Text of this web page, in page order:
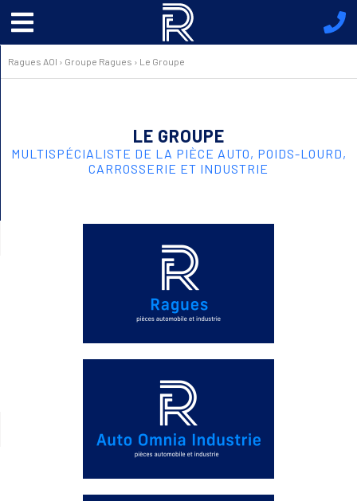
Menu
principal
Ragues AOI › Groupe Ragues › Le Groupe
LE GROUPE
MULTISPÉCIALISTE DE LA PIÈCE AUTO, POIDS-LOURD,
CARROSSERIE ET INDUSTRIE